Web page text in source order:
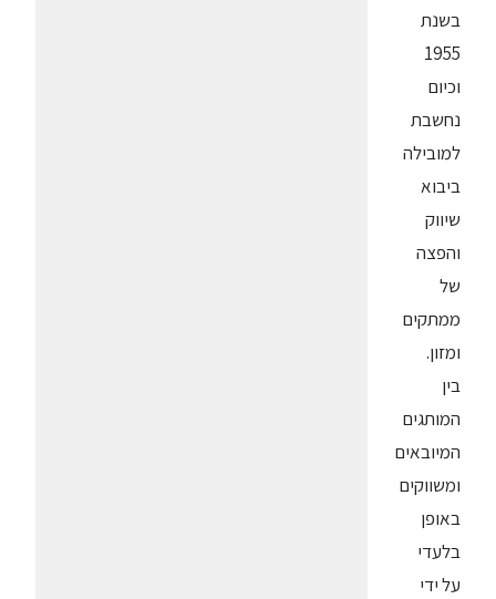
בשנת
1955
וכיום
נחשבת
למובילה
ביבוא
שיווק
והפצה
של
ממתקים
ומזון.
בין
המותגים
המיובאים
ומשווקים
באופן
בלעדי
על ידי